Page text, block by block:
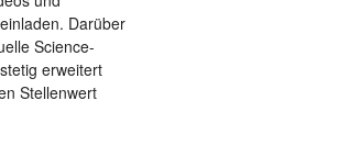
Darüber
Science-
erweitert
Stellenwert